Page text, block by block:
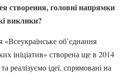
створення, головні напрямки
виклики?
«Всеукраїнське об’єднання
ініціатив» створена ще в 2014
реалізуємо ідеї, спрямовані на